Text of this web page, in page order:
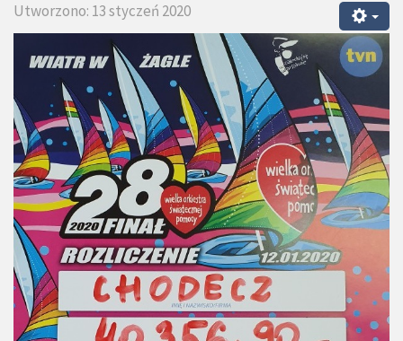
Utworzono: 13 styczeń 2020